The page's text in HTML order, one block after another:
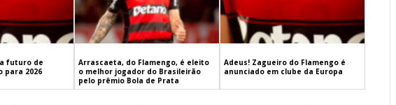
futuro de
para 2026
Arrascaeta, do Flamengo, é eleito
o melhor jogador do Brasileirão
pelo prêmio Bola de Prata
Adeus! Zagueiro do Flamengo é
anunciado em clube da Europa